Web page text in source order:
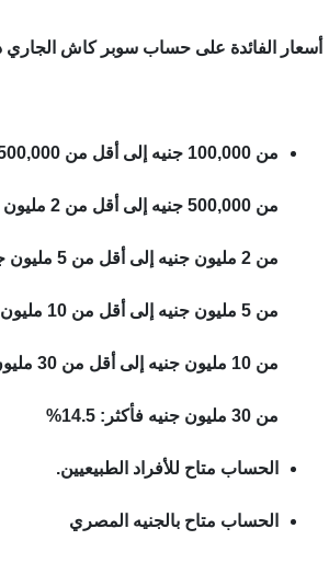
أسعار الفائدة على حساب سوبر كاش الجاري
من 100,000 جنيه إلى أقل من 500,000 جنيه: 7.75%
من 500,000 جنيه إلى أقل من 2 مليون جنيه : 10.75%
من 2 مليون جنيه إلى أقل من 5 مليون جنيه: 11.75%
من 5 مليون جنيه إلى أقل من 10 مليون جنيه: 12.5%
من 10 مليون جنيه إلى أقل من 30 مليون جنيه: 13.25%
من 30 مليون جنيه فأكثر: 14.5%
الحساب متاح للأفراد الطبيعيين.
الحساب متاح بالجنيه المصري